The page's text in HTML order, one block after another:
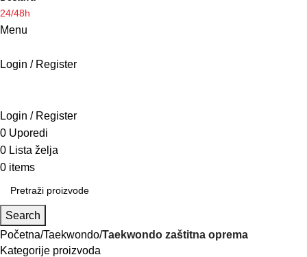
24/48h
Menu
Login / Register
Login / Register
0 Uporedi
0 Lista želja
0 items
Search
Početna Taekwondo Taekwondo zaštitna oprema
Kategorije proizvoda